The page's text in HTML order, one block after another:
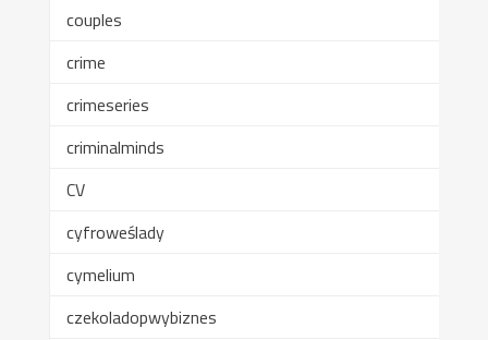
couples
crime
crimeseries
criminalminds
CV
cyfroweślady
cymelium
czekoladopwybiznes